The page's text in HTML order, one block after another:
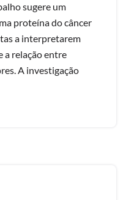
sugere um
proteína do câncer
a interpretarem
a relação entre
A investigação